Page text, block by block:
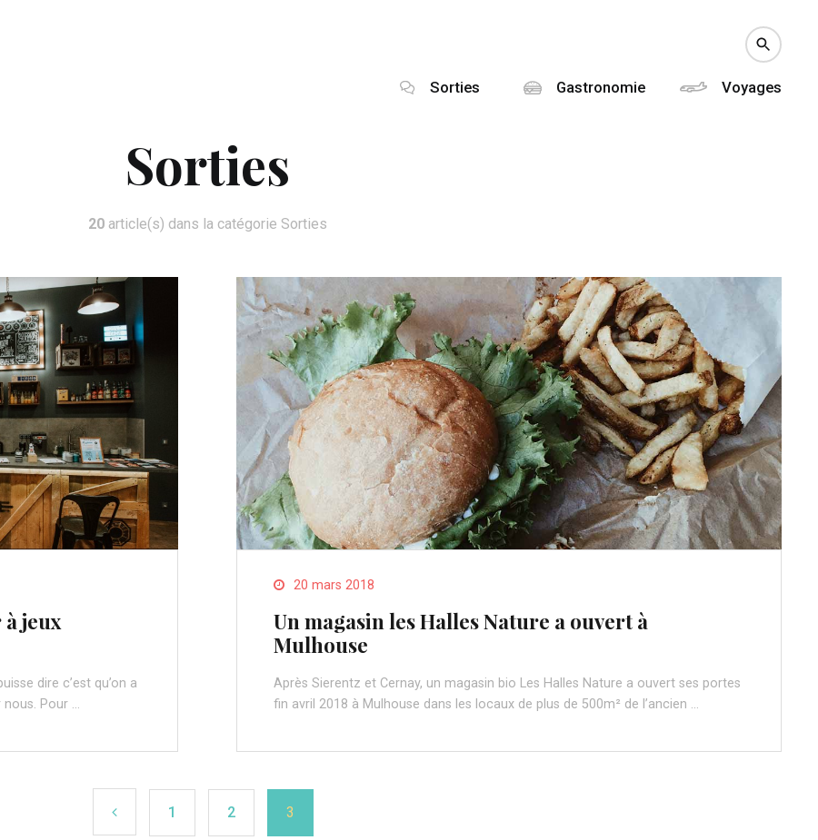
Sorties Gastronomie Voyages
Sorties
20article(s) dans la catégorie Sorties
jeux
dire c’est qu’on a
nous. Pour …
20 mars 2018
Un magasin les Halles Nature a ouvert à
Mulhouse
Après Sierentz et Cernay, un magasin bio Les Halles Nature a ouvert ses portes
fin avril 2018 à Mulhouse dans les locaux de plus de 500m² de l’ancien …
1 2 3